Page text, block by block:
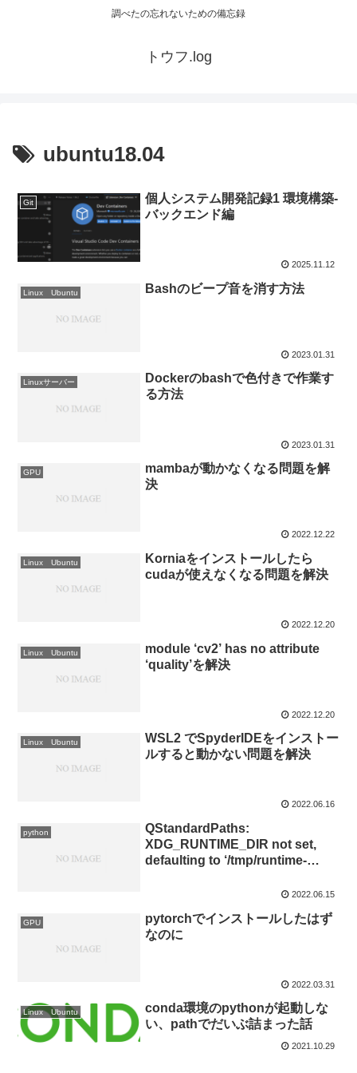
調べたの忘れないための備忘録
トウフ.log
ubuntu18.04
Git
個人システム開発記録1 環境構築-
バックエンド編
2025.11.12
Linux Ubuntu Bashのビープ音を消す方法
2023.01.31
Linuxサーバー
Dockerのbashで色付きで作業す
る方法
2023.01.31
GPU
mambaが動かなくなる問題を解
決
2022.12.22
Linux Ubuntu
Korniaをインストールしたら
cudaが使えなくなる問題を解決
2022.12.20
Linux Ubuntu
module ‘cv2’ has no attribute
‘quality’を解決
2022.12.20
Linux Ubuntu
WSL2 でSpyderIDEをインストー
ルすると動かない問題を解決
2022.06.16
python
QStandardPaths:
XDG_RUNTIME_DIR not set,
defaulting to ‘/tmp/runtime-
2022.06.15
GPU
pytorchでインストールしたはず
なのに
2022.03.31
Linux Ubuntu
conda環境のpythonが起動しな
い、pathでだいぶ詰まった話
2021.10.29